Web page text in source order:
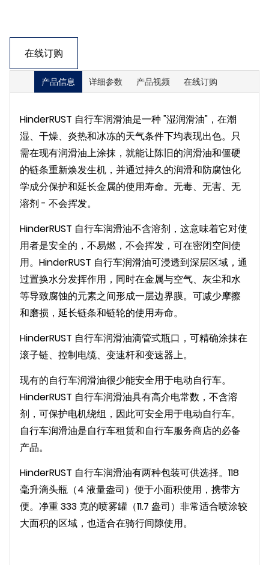
在线订购
产品信息 详细参数 产品视频 在线订购
HinderRUST 自行车润滑油是一种 "湿润滑油"，在潮
湿、干燥、炎热和冰冻的天气条件下均表现出色。只
需在现有润滑油上涂抹，就能让陈旧的润滑油和僵硬
的链条重新焕发生机，并通过持久的润滑和防腐蚀化
学成分保护和延长金属的使用寿命。无毒、无害、无
溶剂 - 不会挥发。
HinderRUST 自行车润滑油不含溶剂，这意味着它对使
用者是安全的，不易燃，不会挥发，可在密闭空间使
用。HinderRUST 自行车润滑油可浸透到深层区域，通
过置换水分发挥作用，同时在金属与空气、灰尘和水
等导致腐蚀的元素之间形成一层边界膜。可减少摩擦
和磨损，延长链条和链轮的使用寿命。
HinderRUST 自行车润滑油滴管式瓶口，可精确涂抹在
滚子链、控制电缆、变速杆和变速器上。
现有的自行车润滑油很少能安全用于电动自行车。
HinderRUST 自行车润滑油具有高介电常数，不含溶
剂，可保护电机绕组，因此可安全用于电动自行车。
自行车润滑油是自行车租赁和自行车服务商店的必备
产品。
HinderRUST 自行车润滑油有两种包装可供选择。118
毫升滴头瓶（4 液量盎司）便于小面积使用，携带方
便。净重 333 克的喷雾罐（11.7 盎司）非常适合喷涂较
大面积的区域，也适合在骑行间隙使用。